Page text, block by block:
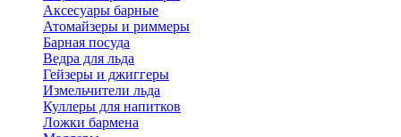
Аксесуары барные
Атомайзеры и риммеры
Барная посуда
Ведра для льда
Гейзеры и джиггеры
Измельчители льда
Куллеры для напитков
Ложки бармена